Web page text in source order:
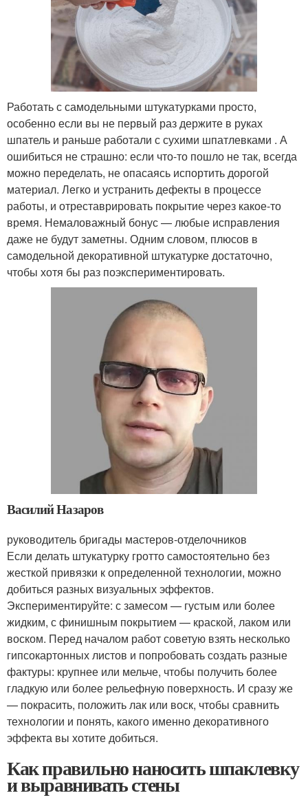
Работать с самодельными штукатурками просто,
особенно если вы не первый раз держите в руках
шпатель и раньше работали с сухими шпатлевками . А
ошибиться не страшно: если что-то пошло не так, всегда
можно переделать, не опасаясь испортить дорогой
материал. Легко и устранить дефекты в процессе
работы, и отреставрировать покрытие через какое-то
время. Немаловажный бонус — любые исправления
даже не будут заметны. Одним словом, плюсов в
самодельной декоративной штукатурке достаточно,
чтобы хотя бы раз поэкспериментировать.
Василий Назаров
руководитель бригады мастеров-отделочников
Если делать штукатурку гротто самостоятельно без
жесткой привязки к определенной технологии, можно
добиться разных визуальных эффектов.
Экспериментируйте: с замесом — густым или более
жидким, с финишным покрытием — краской, лаком или
воском. Перед началом работ советую взять несколько
гипсокартонных листов и попробовать создать разные
фактуры: крупнее или мельче, чтобы получить более
гладкую или более рельефную поверхность. И сразу же
— покрасить, положить лак или воск, чтобы сравнить
технологии и понять, какого именно декоративного
эффекта вы хотите добиться.
Как правильно наносить шпаклевку
и выравнивать стены